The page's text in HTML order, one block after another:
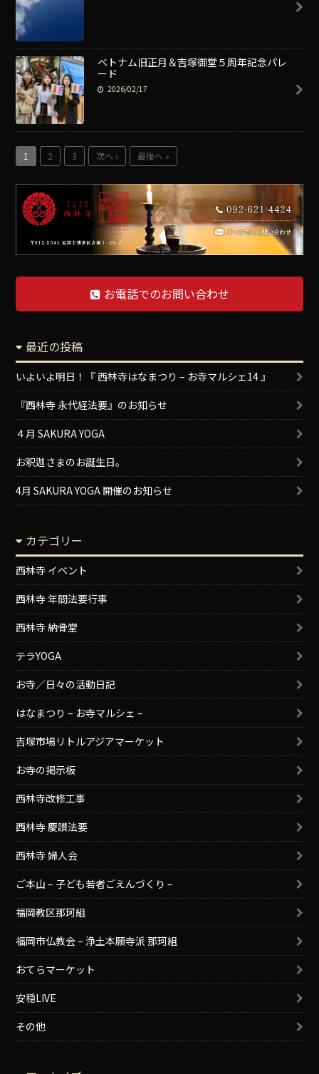
ベトナム旧正月＆吉塚御堂５周年記念パレ
ード
2026/02/17
1 2 3 次へ › 最後へ »
お電話でのお問い合わせ
最近の投稿
いよいよ明日！『 西林寺はなまつり – お寺マルシェ14 』
『西林寺 永代経法要』のお知らせ
４月 SAKURA YOGA
お釈迦さまのお誕生日。
4月 SAKURA YOGA 開催のお知らせ
カテゴリー
西林寺 イベント
西林寺 年間法要行事
西林寺 納骨堂
テラYOGA
お寺／日々の活動日記
はなまつり – お寺マルシェ –
吉塚市場リトルアジアマーケット
お寺の掲示板
西林寺改修工事
西林寺 慶讃法要
西林寺 婦人会
ご本山 – 子ども若者ごえんづくり –
福岡教区那珂組
福岡市仏教会 – 浄土本願寺派 那珂組
おてらマーケット
安穏LIVE
その他